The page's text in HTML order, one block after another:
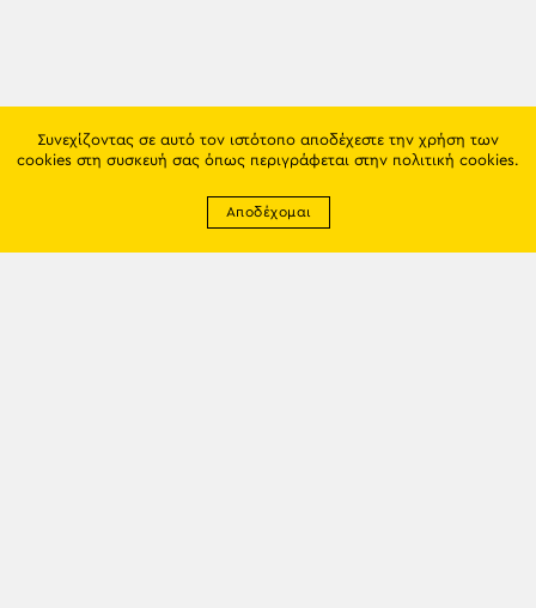
Συνεχίζοντας σε αυτό τον ιστότοπο αποδέχεστε την χρήση των
cookies στη συσκευή σας όπως περιγράφεται στην πολιτική cookies.
Αποδέχομαι